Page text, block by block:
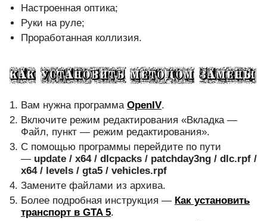
Настроенная оптика;
Руки на руле;
Проработанная коллизия.
Вам нужна программа OpenIV.
Включите режим редактирования «Вкладка —
Файл, пункт — режим редактирования».
С помощью программы перейдите по пути
— update / x64 / dlcpacks / patchday3ng / dlc.rpf /
x64 / levels / gta5 / vehicles.rpf
Замените файлами из архива.
Более подробная инструкция — Как установить
транспорт в GTA 5.